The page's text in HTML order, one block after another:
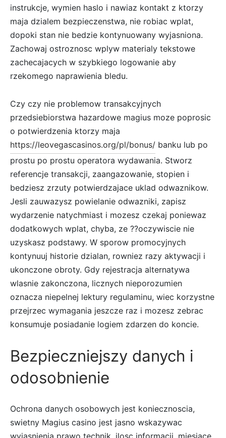
instrukcje, wymien haslo i nawiaz kontakt z ktorzy
maja dzialem bezpieczenstwa, nie robiac wplat,
dopoki stan nie bedzie kontynuowany wyjasniona.
Zachowaj ostroznosc wplyw materialy tekstowe
zachecajacych w szybkiego logowanie aby
rzekomego naprawienia bledu.
Czy czy nie problemow transakcyjnych
przedsiebiorstwa hazardowe magius moze poprosic
o potwierdzenia ktorzy maja
https://leovegascasinos.org/pl/bonus/ banku lub po
prostu po prostu operatora wydawania. Stworz
referencje transakcji, zaangazowanie, stopien i
bedziesz zrzuty potwierdzajace uklad odwaznikow.
Jesli zauwazysz powielanie odwazniki, zapisz
wydarzenie natychmiast i mozesz czekaj poniewaz
dodatkowych wplat, chyba, ze ??oczywiscie nie
uzyskasz podstawy. W sporow promocyjnych
kontynuuj historie dzialan, rowniez razy aktywacji i
ukonczone obroty. Gdy rejestracja alternatywa
wlasnie zakonczona, licznych nieporozumien
oznacza niepelnej lektury regulaminu, wiec korzystne
przejrzec wymagania jeszcze raz i mozesz zebrac
konsumuje posiadanie logiem zdarzen do koncie.
Bezpieczniejszy danych i
odosobnienie
Ochrona danych osobowych jest koniecznoscia,
swietny Magius casino jest jasno wskazywac